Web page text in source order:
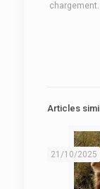
chargement…
Articles
21/10/2025